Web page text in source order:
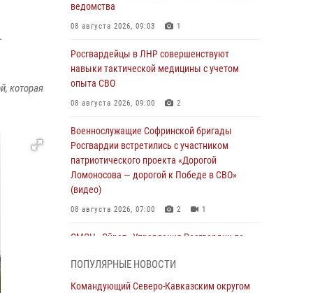
которая
ведомства
08 августа 2026, 09:03 1
Росгвардейцы в ЛНР совершенствуют
навыки тактической медицины с учетом
опыта СВО
08 августа 2026, 09:00 2
Военнослужащие Софринской бригады
Росгвардии встретились с участником
патриотического проекта «Дорогой
Ломоносова — дорогой к Победе в СВО»
(видео)
08 августа 2026, 07:00 2 1
ОМОН «Ойрат» Управления Росгвардии по
ПОПУЛЯРНЫЕ НОВОСТИ
Командующий Северо-Кавказским округом